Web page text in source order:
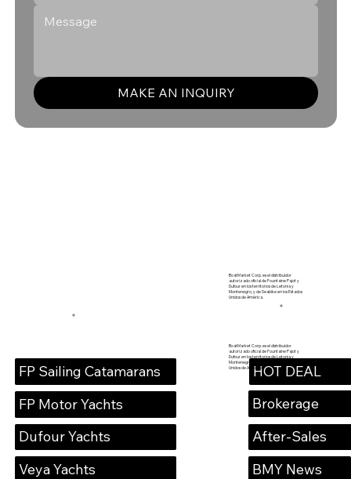
MAKE AN INQUIRY
FP Sailing Catamarans
FP Motor Yachts
Dufour Yachts
Veya Yachts
HOT DEAL
Brokerage
After-Sales
BMY News
BoatMarket Corp. es el distribuidor
autorizado oficial de Fountaine Pajot y
Dufour en los territorios de Letonia y
Montenegro, y de Seabike en los Estados
Unidos de América.
BoatMarket Corp. es el distribuidor
autorizado oficial de Fountaine Pajot y
Dufour en los territorios de Letonia y
Montenegro, y de Seabike en los Estados
Unidos de América.